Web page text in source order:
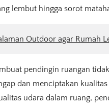
lembut hingga sorot
Outdoor agar Rumah
pendingin ruangan
dan menciptakan
udara dalam ruang,